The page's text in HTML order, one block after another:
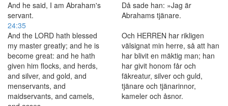
And he said, I am Abraham's
servant.
Då sade han: »Jag är
Abrahams tjänare.
24:35
And the LORD hath blessed
my master greatly; and he is
become great: and he hath
given him flocks, and herds,
and silver, and gold, and
menservants, and
maidservants, and camels,
Och HERREN har rikligen
välsignat min herre, så att han
har blivit en mäktig man; han
har givit honom får och
fäkreatur, silver och guld,
tjänare och tjänarinnor,
kameler och åsnor.